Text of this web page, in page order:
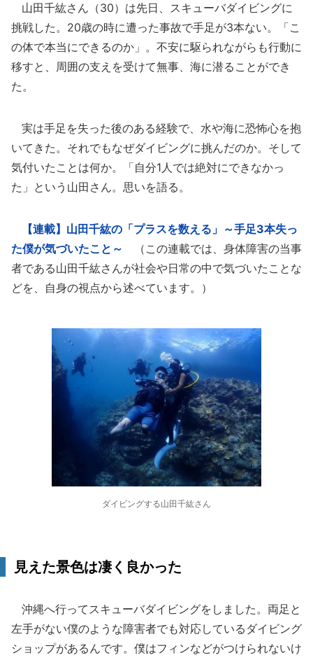
山田千紘さん（30）は先日、スキューバダイビングに
挑戦した。20歳の時に遭った事故で手足が3本ない。「こ
の体で本当にできるのか」。不安に駆られながらも行動に
移すと、周囲の支えを受けて無事、海に潜ることができ
た。
実は手足を失った後のある経験で、水や海に恐怖心を抱
いてきた。それでもなぜダイビングに挑んだのか。そして
気付いたことは何か。「自分1人では絶対にできなかっ
た」という山田さん。思いを語る。
【連載】山田千紘の「プラスを数える」～手足3本失っ
た僕が気づいたこと～ （この連載では、身体障害の当事
者である山田千紘さんが社会や日常の中で気づいたことな
どを、自身の視点から述べています。）
ダイビングする山田千紘さん
見えた景色は凄く良かった
沖縄へ行ってスキューバダイビングをしました。両足と
左手がない僕のような障害者でも対応しているダイビング
ショップがあるんです。僕はフィンなどがつけられないけ